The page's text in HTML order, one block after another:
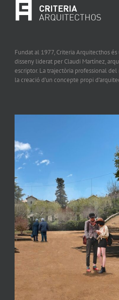
Fundat al 1977, Criteria Arquitecthos
disseny liderat per Claudi Martínez,
escriptor. La trajectòria professional
la creació d’un concepte propi